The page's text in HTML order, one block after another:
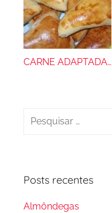
CARNE ADAPTADA…
Pesquisar
Posts recentes
Almôndegas